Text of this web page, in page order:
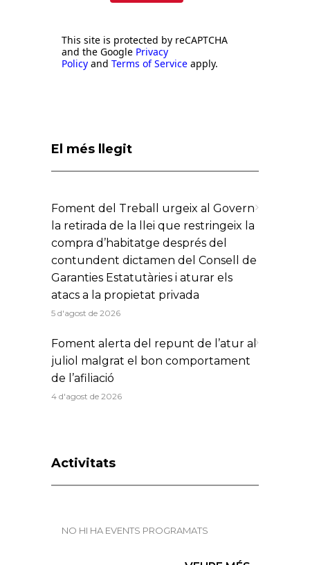
This site is protected by reCAPTCHA
and the Google Privacy
Policy and Terms of Service apply.
El més llegit
Foment del Treball urgeix al Govern
la retirada de la llei que restringeix la
compra d’habitatge després del
contundent dictamen del Consell de
Garanties Estatutàries i aturar els
atacs a la propietat privada
5 d'agost de 2026
Foment alerta del repunt de l’atur al
juliol malgrat el bon comportament
de l’afiliació
4 d'agost de 2026
Activitats
NO HI HA EVENTS PROGRAMATS